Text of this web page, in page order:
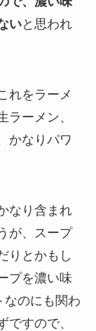
いと思われ
れをラーメ
ラーメン、
かなりパワ
なり含まれ
が、スープ
りとかもし
プを濃い味
なのにも関わ
ですので、